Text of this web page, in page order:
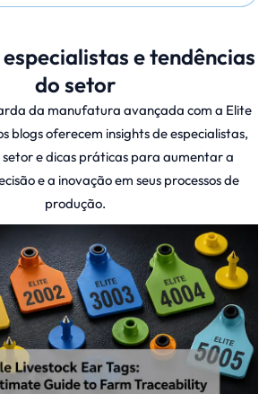
designers e inovadores
Tech, somos especializados em
prototipagem SLA de alta
aceleram o desenvolvimento,
custos e melhoram a qualidade do
SLA, seus principais
aplicações, como ela se compara a
de impressão 3D e por que a
é sua melhor parceira para
de precisão.
e tendências
do setor
da manufatura avançada com a Elite
blogs oferecem insights de especialistas,
e dicas práticas para aumentar a
e a inovação em seus processos de
produção.